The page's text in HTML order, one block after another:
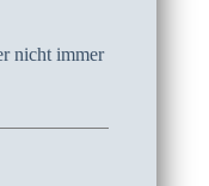
nicht immer